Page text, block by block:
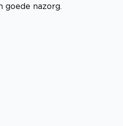
goede nazorg.